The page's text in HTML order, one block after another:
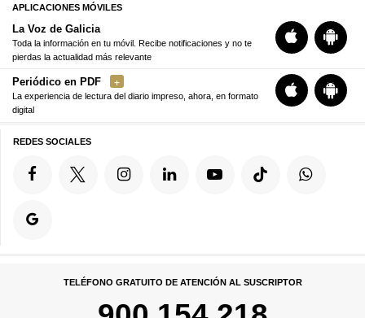
APLICACIONES MÓVILES
La Voz de Galicia
Toda la información en tu móvil. Recibe notificaciones y no te
pierdas la actualidad más relevante
Periódico en PDF
La experiencia de lectura del diario impreso, ahora, en formato
digital
REDES SOCIALES
TELÉFONO GRATUITO DE ATENCIÓN AL SUSCRIPTOR